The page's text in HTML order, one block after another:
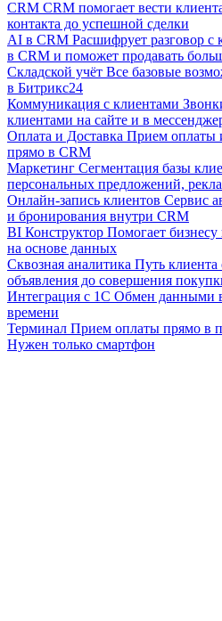
CRM CRM помогает вести
контакта до успешной сделки
AI в CRM Расшифрует разговор с
в CRM и поможет продавать
Складской учёт Все базовые
в Битрикс24
Коммуникация с клиентами
клиентами на сайте и в
Оплата и Доставка Прием оплаты
прямо в CRM
Маркетинг Сегментация базы
персональных предложений,
Онлайн-запись клиентов Сервис
и бронирования внутри CRM
BI Конструктор Помогает
на основе данных
Сквозная аналитика Путь клиента
объявления до совершения
Интеграция с 1С Обмен данными
времени
Терминал Прием оплаты прямо в
Нужен только смартфон